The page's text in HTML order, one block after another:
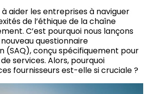
à aider les entreprises à naviguer
de l’éthique de la chaîne
C’est pourquoi nous lançons
questionnaire
(SAQ), conçu spécifiquement pour
services. Alors, pourquoi
fournisseurs est-elle si cruciale ?